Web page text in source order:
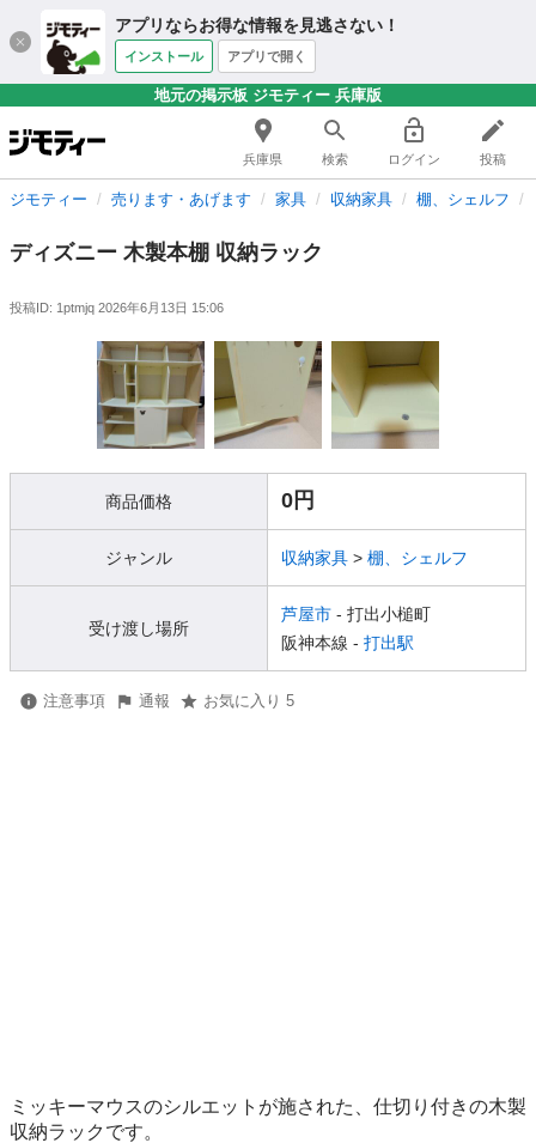
アプリならお得な情報を見逃さない！
インストール アプリで開く
地元の掲示板 ジモティー 兵庫版
兵庫県 検索 ログイン 投稿
ジモティー 売ります・あげます 家具 収納家具 棚、シェルフ
ディズニー 木製本棚 収納ラック
投稿ID: 1ptmjq 2026年6月13日 15:06
商品価格 0円
ジャンル 収納家具 > 棚、シェルフ
受け渡し場所
芦屋市 - 打出小槌町
阪神本線 - 打出駅
注意事項 通報 お気に入り 5
ミッキーマウスのシルエットが施された、仕切り付きの木製
収納ラックです。